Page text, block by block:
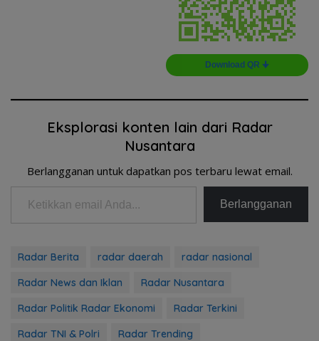
Download QR 🠋
Eksplorasi konten lain dari Radar
Nusantara
Berlangganan untuk dapatkan pos terbaru lewat email.
Ketikkan email Anda...
Berlangganan
Radar Berita radar daerah
radar nasional
Radar News dan Iklan
Radar Nusantara
Radar Politik Radar Ekonomi
Radar Terkini
Radar TNI & Polri
Radar Trending